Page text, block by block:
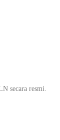
secara resmi.